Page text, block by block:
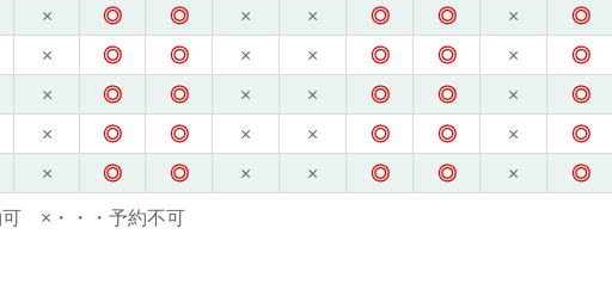
× ◎ ◎ × × ◎ ◎ ×
◎
× ◎ ◎ × × ◎ ◎ ×
◎
× ◎ ◎ × × ◎ ◎ ×
◎
× ◎ ◎ × × ◎ ◎ ×
◎
× ◎ ◎ × × ◎ ◎ ×
◎
可 ×・・・予約不可